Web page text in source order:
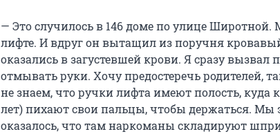
— Это случилось в 146 доме по улице
лифте. И вдруг он вытащил из поручня
оказались в загустевшей крови. Я сразу
отмывать руки. Хочу предостеречь родителей,
не знаем, что ручки лифта имеют полость, куда
лет) пихают свои пальцы, чтобы держаться. Мы
оказалось, что там наркоманы складируют